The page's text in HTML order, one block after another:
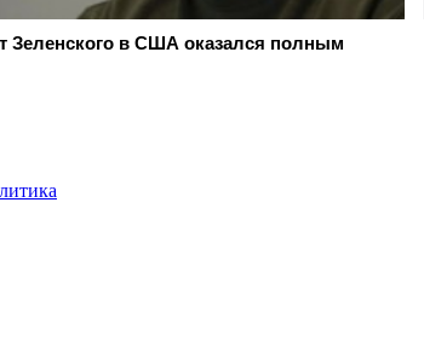
Зеленского в США оказался полным